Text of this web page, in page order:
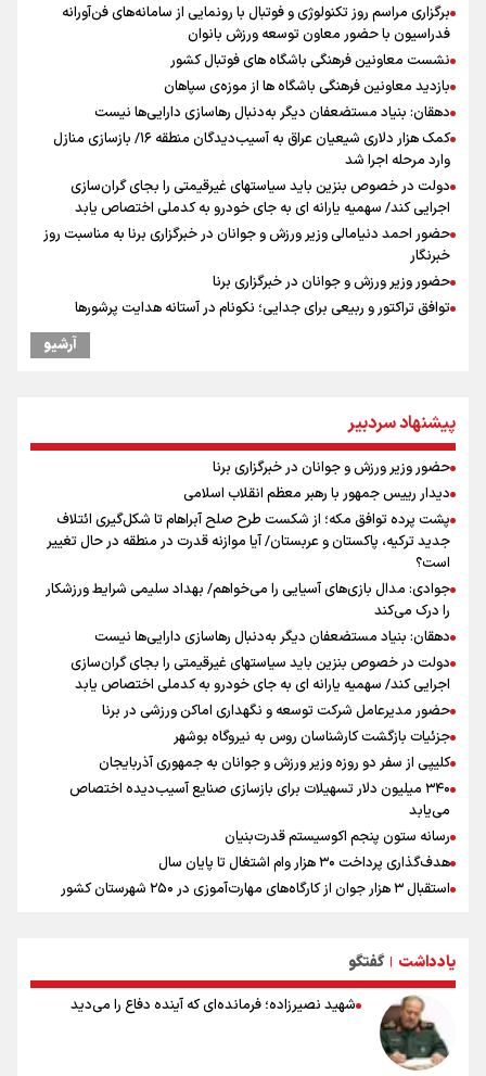
برگزاری مراسم روز تکنولوژی و فوتبال با رونمایی از سامانه‌های فن‌آورانه
فدراسیون با حضور معاون توسعه ورزش بانوان
نشست معاونین فرهنگی باشگاه های فوتبال کشور
بازدید معاونین فرهنگی باشگاه ها از موزه‌ی سپاهان
دهقان: بنیاد مستضعفان دیگر به‌دنبال رهاسازی دارایی‌ها نیست
کمک هزار دلاری شیعیان عراق به آسیب‌دیدگان منطقه ۱۶/ بازسازی منازل
وارد مرحله اجرا شد
دولت در خصوص بنزین باید سیاستهای غیرقیمتی را بجای گران‌سازی
اجرایی کند/ سهمیه یارانه ای به جای خودرو به کدملی اختصاص یابد
حضور احمد دنیامالی وزیر ورزش و جوانان در خبرگزاری برنا به مناسبت روز
خبرنگار
حضور وزیر ورزش و جوانان در خبرگزاری برنا
توافق تراکتور و ربیعی برای جدایی؛ نکونام در آستانه هدایت پرشورها
کریمی در خصوص شایعات عدم اجازه مربیگری نکونام: هر کسی گفته نظر
مجرد در کشور داریم
از چتر هسته‌ای پاکستان تا نفوذ ترکیه/ توافق مکه چگونه کمربند امنیتی
عربستان را تقویت می‌کند؟
پاسخ منفی مجیدی، نکونام را سرمربی کرد؛ ماجرای عجیب نیمکت تراکتور
بازدهی اوراق دولتی در آستانه ۴۰ درصد/ سیگنال هشدار به بازار پول و
سرمایه
آرشیو
پیشنهاد سردبیر
حضور وزیر ورزش و جوانان در خبرگزاری برنا
دیدار رییس جمهور با رهبر معظم انقلاب اسلامی
پشت پرده توافق مکه؛ از شکست طرح صلح آبراهام تا شکل‌گیری ائتلاف
جدید ترکیه، پاکستان و عربستان/ آیا موازنه قدرت در منطقه در حال تغییر
است؟
جوادی: مدال بازی‌های آسیایی را می‌خواهم/ بهداد سلیمی شرایط ورزشکار
را درک می‌کند
دهقان: بنیاد مستضعفان دیگر به‌دنبال رهاسازی دارایی‌ها نیست
دولت در خصوص بنزین باید سیاستهای غیرقیمتی را بجای گران‌سازی
اجرایی کند/ سهمیه یارانه ای به جای خودرو به کدملی اختصاص یابد
حضور مدیرعامل شرکت توسعه و نگهداری اماکن ورزشی در برنا
جزئیات بازگشت کارشناسان روس به نیروگاه بوشهر
کلیپی از سفر دو روزه وزیر ورزش و جوانان به جمهوری آذربایجان
۳۴۰ میلیون دلار تسهیلات برای بازسازی صنایع آسیب‌دیده اختصاص
می‌یابد
رسانه ستون پنجم اکوسیستم قدرت‌بنیان
هدف‌گذاری پرداخت ۳۰ هزار وام اشتغال تا پایان سال
استقبال ۳ هزار جوان از کارگاه‌های مهارت‌آموزی در ۲۵۰ شهرستان کشور
آمریکاست و ارتباطی به مذاکرات ایران و عمان ندارد
علت نامگذاری ۱۷ مرداد به عنوان روز خبرنگار چیست؟
ورود مواد آلاینده به منابع آب از نگرانی‌های جدی دوران جنگ است/ خطر از
دست رفتن باروری خاک
مروری بر زندگینامه خبرنگار شهید «محمود صارمی»
یادداشت | گفتگو
شهید نصیرزاده؛ فرمانده‌ای که آینده دفاع را می‌دید